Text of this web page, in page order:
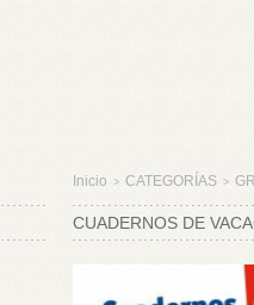
Inicio > CATEGORÍAS >
CUADERNOS DE